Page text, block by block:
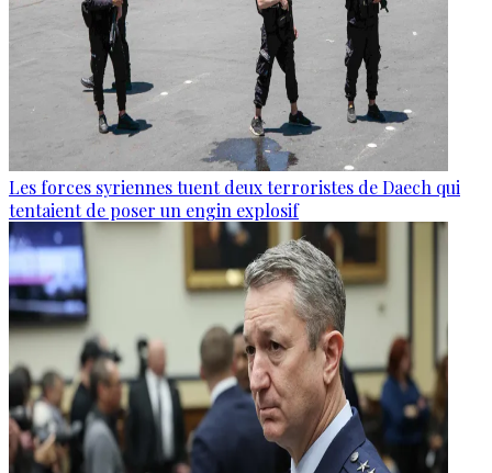
Les forces syriennes tuent deux terroristes de Daech qui
tentaient de poser un engin explosif